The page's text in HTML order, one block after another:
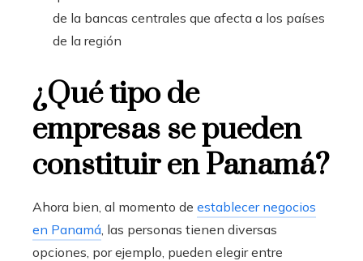
de la bancas centrales que afecta a los países
de la región
¿Qué tipo de
empresas se pueden
constituir en Panamá?
Ahora bien, al momento de establecer negocios
en Panamá , las personas tienen diversas
opciones, por ejemplo, pueden elegir entre